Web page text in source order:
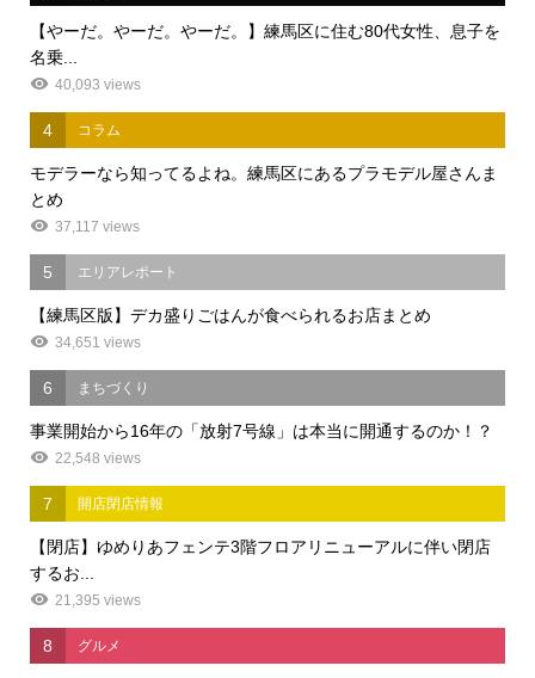
【やーだ。やーだ。やーだ。】練馬区に住む80代女性、息子を
名乗...
40,093 views
4 コラム
モデラーなら知ってるよね。練馬区にあるプラモデル屋さんま
とめ
37,117 views
5 エリアレポート
【練馬区版】デカ盛りごはんが食べられるお店まとめ
34,651 views
6 まちづくり
事業開始から16年の「放射7号線」は本当に開通するのか！？
22,548 views
7 開店閉店情報
【閉店】ゆめりあフェンテ3階フロアリニューアルに伴い閉店
するお...
21,395 views
8 グルメ